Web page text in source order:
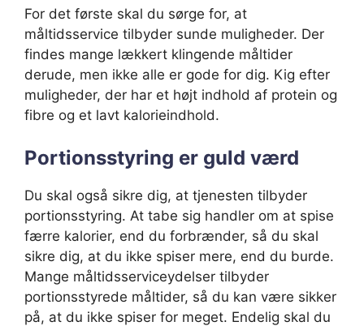
For det første skal du sørge for, at
måltidsservice tilbyder sunde muligheder. Der
findes mange lækkert klingende måltider
derude, men ikke alle er gode for dig. Kig efter
muligheder, der har et højt indhold af protein og
fibre og et lavt kalorieindhold.
Portionsstyring er guld værd
Du skal også sikre dig, at tjenesten tilbyder
portionsstyring. At tabe sig handler om at spise
færre kalorier, end du forbrænder, så du skal
sikre dig, at du ikke spiser mere, end du burde.
Mange måltidsserviceydelser tilbyder
portionsstyrede måltider, så du kan være sikker
på, at du ikke spiser for meget. Endelig skal du